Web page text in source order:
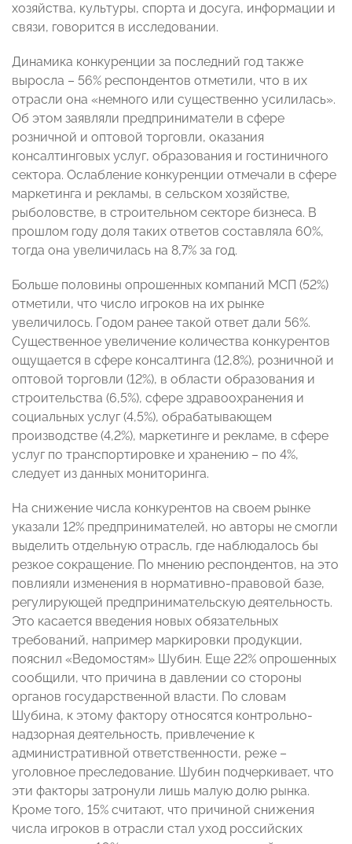
хозяйства, культуры, спорта и досуга, информации и
связи, говорится в исследовании.
Динамика конкуренции за последний год также
выросла – 56% респондентов отметили, что в их
отрасли она «немного или существенно усилилась».
Об этом заявляли предприниматели в сфере
розничной и оптовой торговли, оказания
консалтинговых услуг, образования и гостиничного
сектора. Ослабление конкуренции отмечали в сфере
маркетинга и рекламы, в сельском хозяйстве,
рыболовстве, в строительном секторе бизнеса. В
прошлом году доля таких ответов составляла 60%,
тогда она увеличилась на 8,7% за год.
Больше половины опрошенных компаний МСП (52%)
отметили, что число игроков на их рынке
увеличилось. Годом ранее такой ответ дали 56%.
Существенное увеличение количества конкурентов
ощущается в сфере консалтинга (12,8%), розничной и
оптовой торговли (12%), в области образования и
строительства (6,5%), сфере здравоохранения и
социальных услуг (4,5%), обрабатывающем
производстве (4,2%), маркетинге и рекламе, в сфере
услуг по транспортировке и хранению – по 4%,
следует из данных мониторинга.
На снижение числа конкурентов на своем рынке
указали 12% предпринимателей, но авторы не смогли
выделить отдельную отрасль, где наблюдалось бы
резкое сокращение. По мнению респондентов, на это
повлияли изменения в нормативно-правовой базе,
регулирующей предпринимательскую деятельность.
Это касается введения новых обязательных
требований, например маркировки продукции,
пояснил «Ведомостям» Шубин. Еще 22% опрошенных
сообщили, что причина в давлении со стороны
органов государственной власти. По словам
Шубина, к этому фактору относятся контрольно-
надзорная деятельность, привлечение к
административной ответственности, реже –
уголовное преследование. Шубин подчеркивает, что
эти факторы затронули лишь малую долю рынка.
Кроме того, 15% считают, что причиной снижения
числа игроков в отрасли стал уход российских